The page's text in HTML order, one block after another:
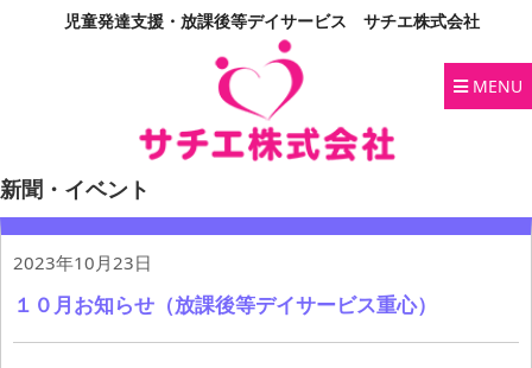
児童発達支援・放課後等デイサービス サチエ株式会社
MENU
新聞・イベント
2023年10月23日
１０月お知らせ（放課後等デイサービス重心）